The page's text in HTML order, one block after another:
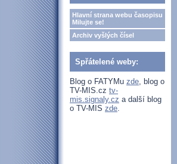
Hlavní strana webu časopisu
Milujte se!
Archiv vyšlých čísel
Spřátelené weby:
Blog o FATYMu zde, blog o
TV-MIS.cz tv-
mis.signaly.cz a další blog
o TV-MIS zde.